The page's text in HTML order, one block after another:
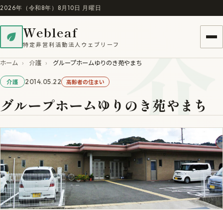
2026年（令和8年）8月10日 月曜日
Webleaf
特定非営利活動法人ウェブリーフ 介
ホーム › 介護 › グループホームゆりのき苑やまち
介護 2014.05.22 高齢者の住まい
グループホームゆりのき苑やまち